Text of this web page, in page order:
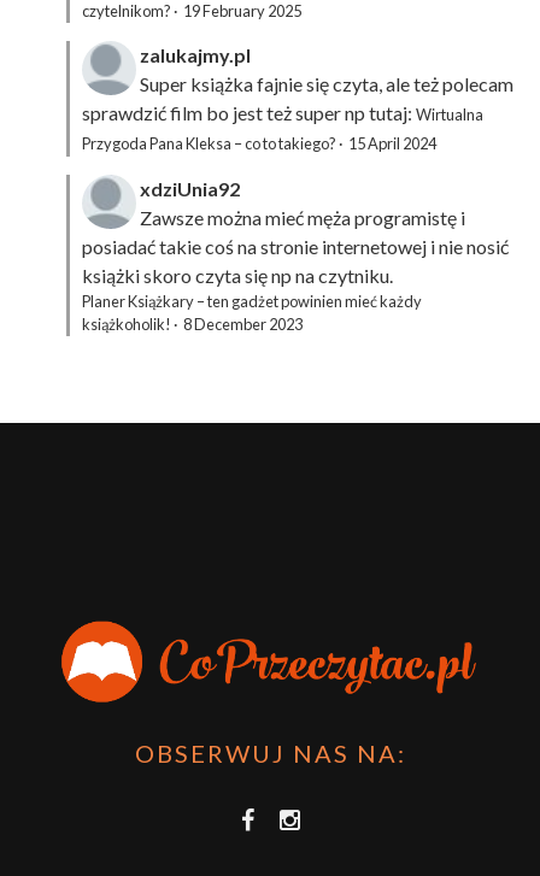
czytelnikom? · 19 February 2025
zalukajmy.pl
Super książka fajnie się czyta, ale też polecam
sprawdzić film bo jest też super np tutaj: Wirtualna
Przygoda Pana Kleksa – co to takiego? · 15 April 2024
xdziUnia92
Zawsze można mieć męża programistę i
posiadać takie coś na stronie internetowej i nie nosić
książki skoro czyta się np na czytniku.
Planer Książkary – ten gadżet powinien mieć każdy
książkoholik! · 8 December 2023
OBSERWUJ NAS NA: